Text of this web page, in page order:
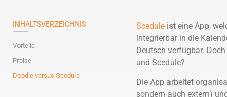
INHALTSVERZEICHNIS
Vorteile
Preise
Doodle versus Scedule
Sceduleist eine App,
integrierbar in die
Deutsch verfügbar.
und Scedule?
Die App arbeitet
sondern auch extern)